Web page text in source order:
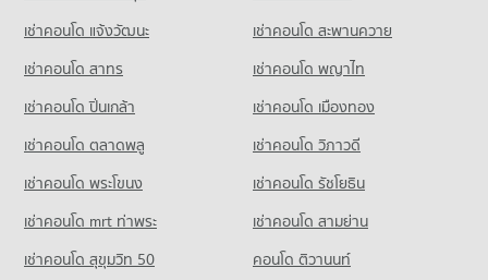
คอนโด สุขุมวิท 31
33 โครงการ
คอนโดให้เช่า สุขุมวิท 31
มีคอนโดขาย 425 ประกาศ
คอนโด สุขุมวิท 22
16 โครงการ
คอนโดให้เช่า สุขุมวิท 22
มีคอนโดให้เช่า 1,493 ประกาศ
เช่าคอนโด แจ้งวัฒนะ
เช่าคอนโด สะพานควาย
เช่าคอนโด สาทร
เช่าคอนโด พญาไท
เช่าคอนโด ปิ่นเกล้า
เช่าคอนโด เมืองทอง
เช่าคอนโด ตลาดพลู
เช่าคอนโด วิภาวดี
เช่าคอนโด พระโขนง
เช่าคอนโด รัชโยธิน
เช่าคอนโด mrt ท่าพระ
เช่าคอนโด สามย่าน
เช่าคอนโด สุขุมวิท 50
คอนโด ติวานนท์